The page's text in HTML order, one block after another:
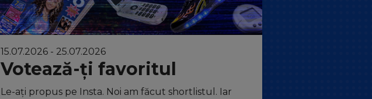
15.07.2026 - 25.07.2026
Votează-ți favoritul
Le-ați propus pe Insta. Noi am făcut shortlistul. Iar